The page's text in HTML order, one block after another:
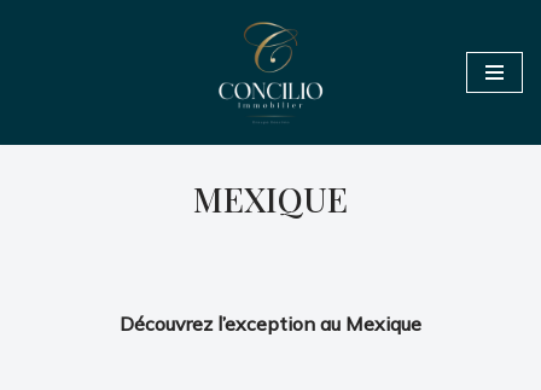
MEXIQUE
Découvrez l’exception au Mexique